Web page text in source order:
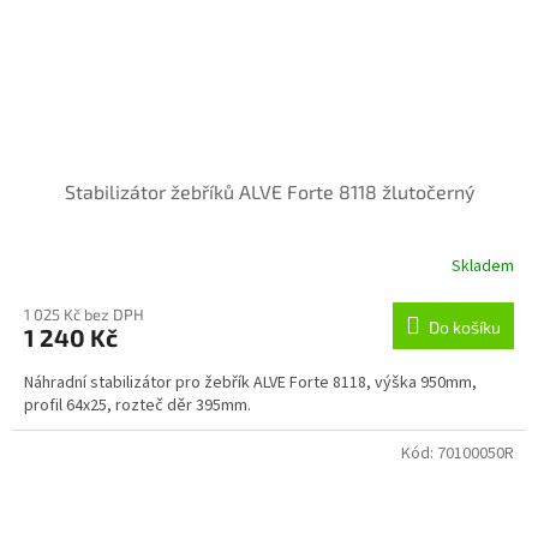
Stabilizátor žebříků ALVE Forte 8118 žlutočerný
Skladem
1 025 Kč bez DPH
1 240 Kč Do košíku
Náhradní stabilizátor pro žebřík ALVE Forte 8118, výška 950mm,
profil 64x25, rozteč děr 395mm.
Kód: 70100050R